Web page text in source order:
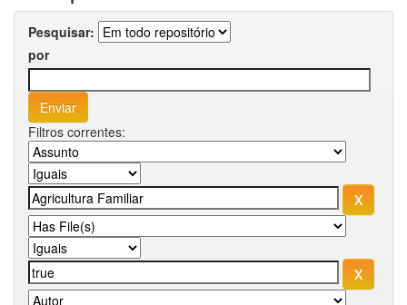
Pesquisar:
por
Filtros correntes: